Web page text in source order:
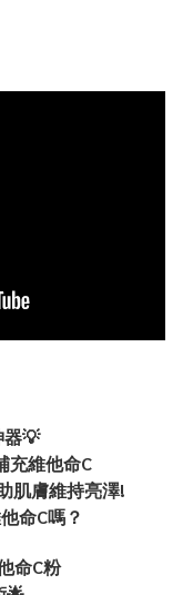
器💡
充維他命C
肌膚維持亮澤!
命C嗎？
命C粉